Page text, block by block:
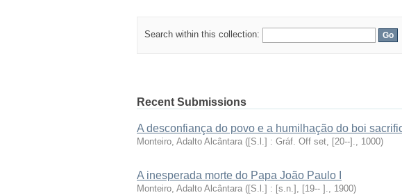
Search within this collection:
Recent Submissions
A desconfiança do povo e a humilhação do boi
Monteiro, Adalto Alcântara ([S.l.] : Gráf. Off set, [20--]., 1000)
A inesperada morte do Papa João Paulo I
Monteiro, Adalto Alcântara ([S.l.] : [s.n.], [19-- ]., 1900)